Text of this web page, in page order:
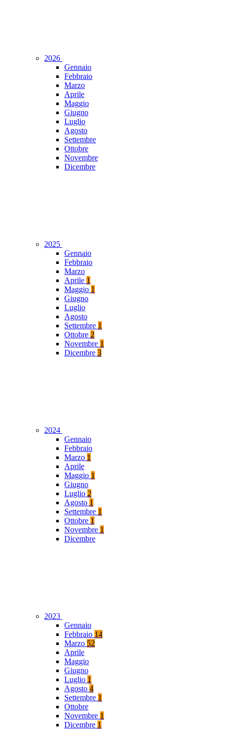
2026
Gennaio
Febbraio
Marzo
Aprile
Maggio
Giugno
Luglio
Agosto
Settembre
Ottobre
Novembre
Dicembre
2025
Gennaio
Febbraio
Marzo
Aprile 1
Maggio 1
Giugno
Luglio
Agosto
Settembre 1
Ottobre 2
Novembre 1
Dicembre 3
2024
Gennaio
Febbraio
Marzo 1
Aprile
Maggio 1
Giugno
Luglio 2
Agosto 1
Settembre 1
Ottobre 1
Novembre 1
Dicembre
2023
Gennaio
Febbraio 14
Marzo 52
Aprile
Maggio
Giugno
Luglio 1
Agosto 4
Settembre 1
Ottobre
Novembre 1
Dicembre 1